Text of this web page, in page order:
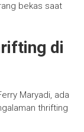
bekas saat
di
Maryadi, ada
thrifting